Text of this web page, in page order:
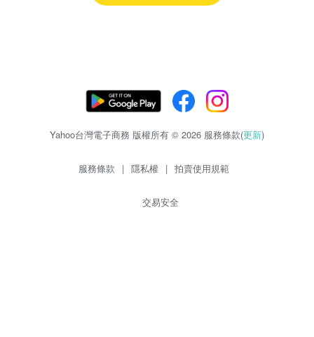
Yahoo台灣電子商務 版權所有 © 2026 服務條款(更新)
服務條款 | 隱私權 | 拍賣使用規範
交易安全